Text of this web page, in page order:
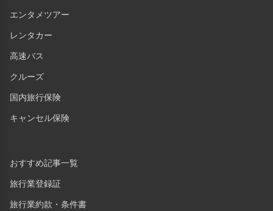
エンタメツアー
レンタカー
高速バス
クルーズ
国内旅行保険
キャンセル保険
おすすめ記事一覧
旅行業登録証
旅行業約款・条件書